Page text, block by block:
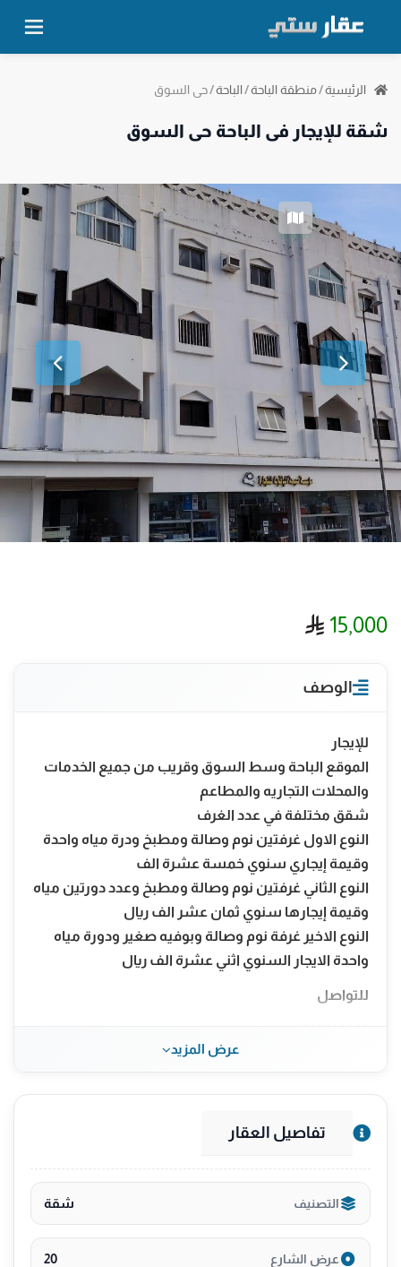
الرئيسية/منطقة الباحة/الباحة/حي السوق
شقة للإيجار في الباحة حي السوق
15,000
الوصف
للإيجار
الموقع الباحة وسط السوق وقريب من جميع الخدمات
والمحلات التجاريه والمطاعم
شقق مختلفة في عدد الغرف
النوع الاول غرفتين نوم وصالة ومطبخ ودرة مياه واحدة
وقيمة إيجاري سنوي خمسة عشرة الف
النوع الثاني غرفتين نوم وصالة ومطبخ وعدد دورتين مياه
وقيمة إيجارها سنوي ثمان عشر الف ريال
النوع الاخير غرفة نوم وصالة وبوفيه صغير ودورة مياه
واحدة الايجار السنوي اثني عشرة الف ريال
للتواصل
عرض المزيد
تفاصيل العقار
التصنيف شقة
عرض الشارع 20